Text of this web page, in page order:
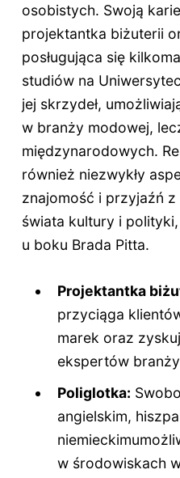
osobistych. Swoją
projektantka biżuterii
posługująca się
studiów na
jej skrzydeł,
w branży modowej,
międzynarodowych.
również niezwykły
znajomość i przyjaźń
świata kultury i
u boku Brada Pitta.
Projektantka
przyciąga
marek oraz
ekspertów
Poliglotka:
angielskim,
w środowiskach